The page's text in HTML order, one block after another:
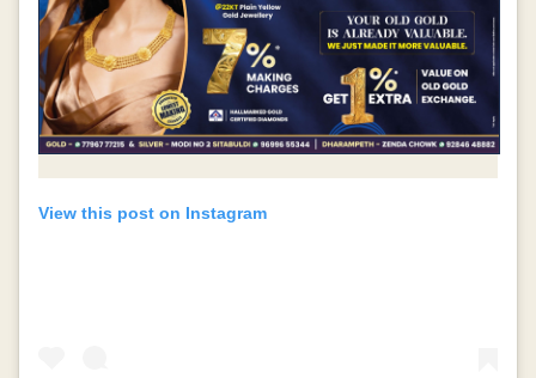
View this post on Instagram